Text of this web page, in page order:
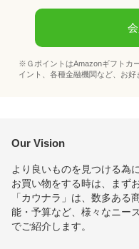
※ＧポイントはAmazonギフトカ
イント、各種金融機関など、お好
Our Vision
より良いものを見つける為に
お買い物をする時は、まず
「カウナラ」は、数多ある
能・予算など、様々なニー
でご紹介します。